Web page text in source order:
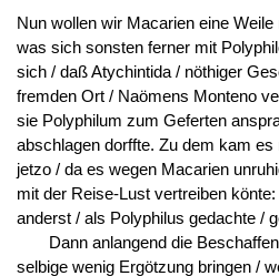
Nun wollen wir Macarien eine
was sich sonsten ferner mit
sich / daß Atychintida / nöthiger
fremden Ort / Naömens Monteno
sie Polyphilum zum Geferten
abschlagen dorffte. Zu dem kam
jetzo / da es wegen Macarien
mit der Reise-Lust vertreiben
anderst / als Polyphilus gedachte /
Dann anlangend die
selbige wenig Ergötzung bringen /